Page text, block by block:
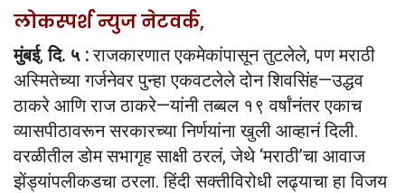
लोकस्पर्श न्युज नेटवर्क,
मुंबई, दि. ५ :राजकारणात एकमेकांपासून तुटलेले, पण मराठी
अस्मितेच्या गर्जनेवर पुन्हा एकवटलेले दोन शिवसिंह—उद्धव
ठाकरे आणि राज ठाकरे—यांनी तब्बल १९ वर्षांनंतर एकाच
व्यासपीठावरून सरकारच्या निर्णयांना खुली आव्हानं दिली.
वरळीतील डोम सभागृह साक्षी ठरलं, जेथे ‘मराठी’चा आवाज
झेंड्यांपलीकडचा ठरला. हिंदी सक्तीविरोधी लढ्याचा हा विजय